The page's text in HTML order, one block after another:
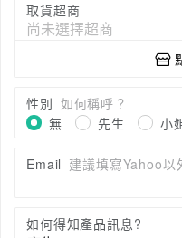
取貨超商
性別 如何稱呼？
無
先生 小
Email 建議填寫Yahoo以
如何得知產品訊息?